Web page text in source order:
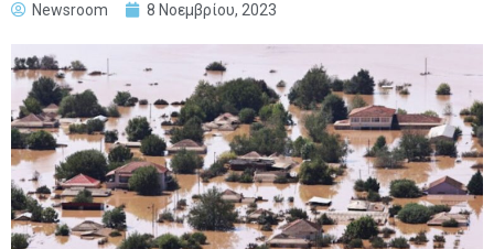
Newsroom 8 Νοεμβρίου, 2023